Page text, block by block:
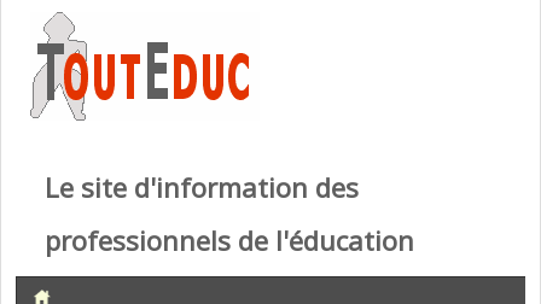
Le site d'information des
professionnels de l'éducation